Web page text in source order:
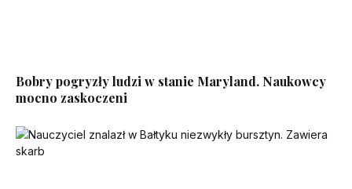
Bobry pogryzły ludzi w stanie Maryland. Naukowcy
mocno zaskoczeni